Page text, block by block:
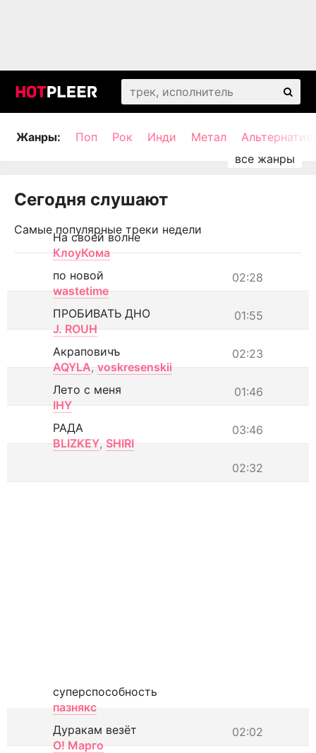
Жанры: Поп Рок Инди Метал
Сегодня слушают
Самые популярные треки недели
На своей волне
КлоуКома
02:28
по новой
wastetime
01:55
ПРОБИВАТЬ ДНО
J. ROUH
02:23
Акраповичъ
AQYLA, voskresenskii
01:46
Лето с меня
IHY
03:46
РАДА
BLIZKEY, SHIRI
02:32
суперспособность
пазнякс
02:02
Дуракам везёт
О! Марго